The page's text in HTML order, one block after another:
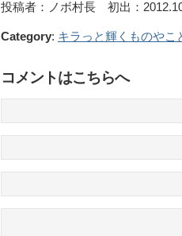
投稿者：ノボ村長 初出：
Category: キラっと輝くものやこ
コメントはこちらへ